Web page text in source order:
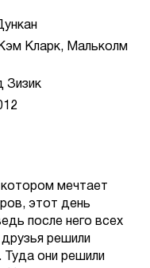
Кларк, Мальколм
Зизик
мечтает
этот день
после него всех
решили
они решили